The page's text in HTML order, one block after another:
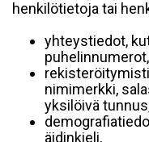
henkilötietoja tai
yhteystiedot,
nimimerkki,
yksilöivä
äidinkieli,